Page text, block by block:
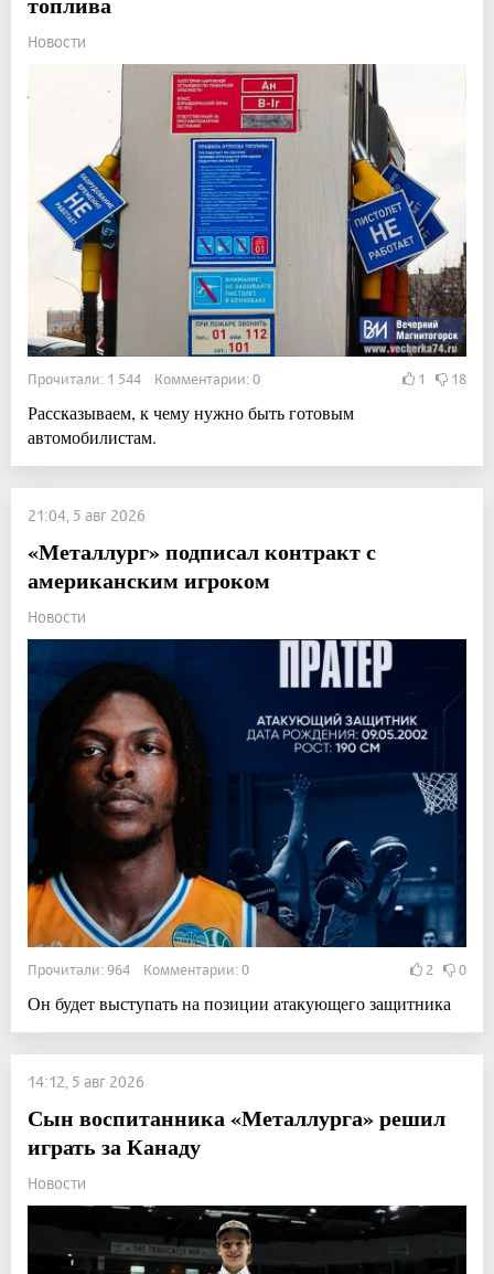
Новости
Прочитали: 1 544 Комментарии: 0 1 18
Рассказываем, к чему нужно быть готовым
автомобилистам.
21:04, 5 авг 2026
«Металлург» подписал контракт с
американским игроком
Новости
Прочитали: 964 Комментарии: 0 2 0
Он будет выступать на позиции атакующего защитника
14:12, 5 авг 2026
Сын воспитанника «Металлурга» решил
играть за Канаду
Новости